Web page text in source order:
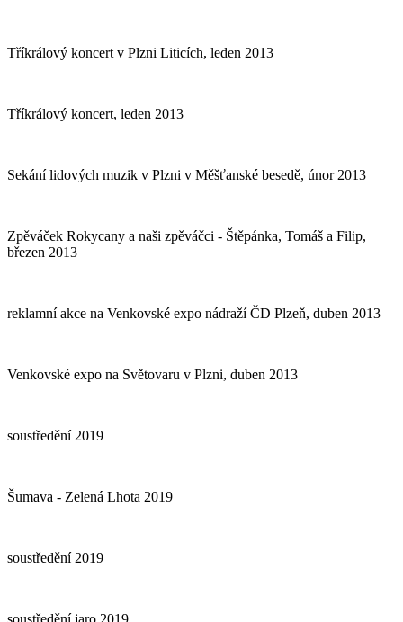
Tříkrálový koncert v Plzni Liticích, leden 2013
Tříkrálový koncert, leden 2013
Sekání lidových muzik v Plzni v Měšťanské besedě, únor 2013
Zpěváček Rokycany a naši zpěváčci - Štěpánka, Tomáš a Filip,
březen 2013
reklamní akce na Venkovské expo nádraží ČD Plzeň, duben 2013
Venkovské expo na Světovaru v Plzni, duben 2013
soustředění 2019
Šumava - Zelená Lhota 2019
soustředění 2019
soustředění jaro 2019